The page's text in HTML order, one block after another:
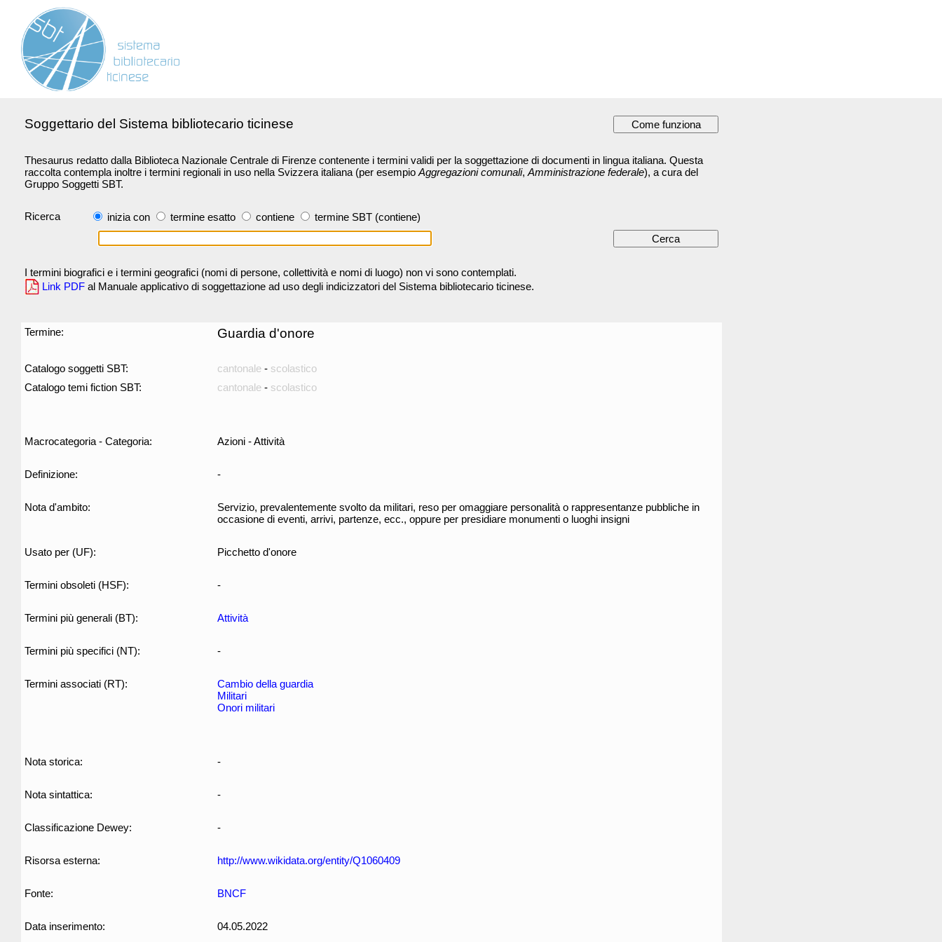
Soggettario del Sistema bibliotecario ticinese
Thesaurus redatto dalla Biblioteca Nazionale Centrale di Firenze contenente i termini validi per la soggettazione di documenti in lingua italiana. Questa
raccolta contempla inoltre i termini regionali in uso nella Svizzera italiana (per esempio Aggregazioni comunali, Amministrazione federale), a cura del
Gruppo Soggetti SBT.
Ricerca inizia con termine esatto contiene termine SBT (contiene)
I termini biografici e i termini geografici (nomi di persone, collettività e nomi di luogo) non vi sono contemplati.
Link PDF al Manuale applicativo di soggettazione ad uso degli indicizzatori del Sistema bibliotecario ticinese.
Termine: Guardia d'onore
Catalogo soggetti SBT: cantonale - scolastico
Catalogo temi fiction SBT:
cantonale - scolastico
Macrocategoria - Categoria: Azioni - Attività
Definizione: -
Nota d'ambito:
Servizio, prevalentemente svolto da militari, reso per omaggiare personalità o rappresentanze pubbliche in
occasione di eventi, arrivi, partenze, ecc., oppure per presidiare monumenti o luoghi insigni
Usato per (UF): Picchetto d'onore
Termini obsoleti (HSF): -
Termini più generali (BT): Attività
Termini più specifici (NT): -
Termini associati (RT):
Cambio della guardia
Militari
Onori militari
Nota storica: -
Nota sintattica: -
Classificazione Dewey: -
Risorsa esterna: http://www.wikidata.org/entity/Q1060409
Fonte: BNCF
Data inserimento: 04.05.2022